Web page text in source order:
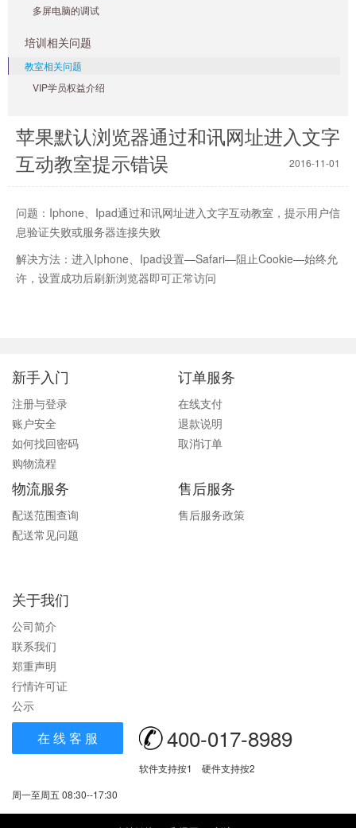
多屏电脑的调试
培训相关问题
教室相关问题
VIP学员权益介绍
苹果默认浏览器通过和讯网址进入文字
互动教室提示错误
2016-11-01
问题：Iphone、Ipad通过和讯网址进入文字互动教室，提示用户信
息验证失败或服务器连接失败
解决方法：进入Iphone、Ipad设置—Safari—阻止Cookie—始终允
许，设置成功后刷新浏览器即可正常访问
新手入门
注册与登录
账户安全
如何找回密码
购物流程
订单服务
在线支付
退款说明
取消订单
物流服务
配送范围查询
配送常见问题
售后服务
售后服务政策
关于我们
公司简介
联系我们
郑重声明
行情许可证
公示
在 线 客 服 400-017-8989
软件支持按1 硬件支持按2
周一至周五 08:30--17:30